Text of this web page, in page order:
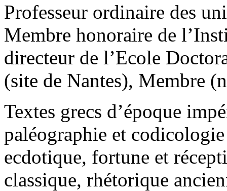
Professeur ordinaire des
Membre honoraire de
directeur de l’Ecole
(site de Nantes), Membre
Textes grecs d’époque
paléographie et
ecdotique, fortune et
classique, rhétorique